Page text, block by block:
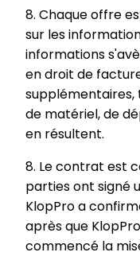
8. Chaque offre
sur les
informations
en droit de
supplémentaires,
de matériel, de
en résultent.
8. Le contrat est
parties ont signé
KlopPro a
après que
commencé la